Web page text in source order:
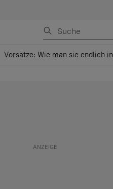
Vorsätze: Wie man sie endlich